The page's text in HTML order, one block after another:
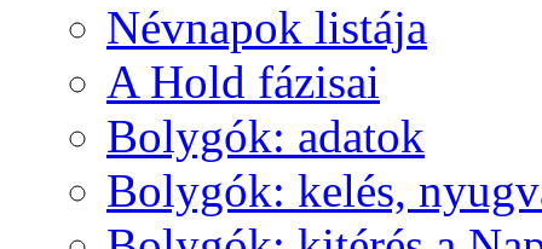
Név­na­pok lis­tá­ja
A Hold fá­zi­sai
Boly­gók: ada­tok
Boly­gók: ke­lés,